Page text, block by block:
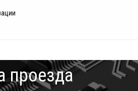
проезда